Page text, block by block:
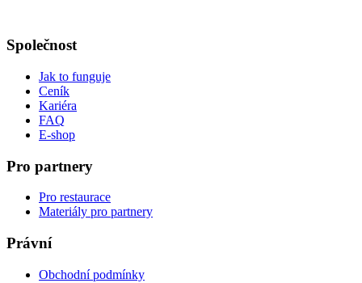
Společnost
Jak to funguje
Ceník
Kariéra
FAQ
E-shop
Pro partnery
Pro restaurace
Materiály pro partnery
Právní
Obchodní podmínky